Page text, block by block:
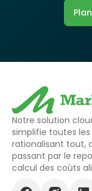
Notre solution
simplifie toutes
rationalisant tout,
passant par le
calcul des coûts